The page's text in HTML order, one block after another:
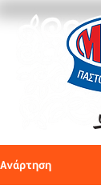
Ανάρτηση